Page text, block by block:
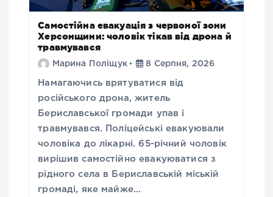
Самостійна евакуація з червоної зони
Херсонщини: чоловік тікав від дрона й
травмувався
Марина Поліщук 8 Серпня, 2026
Намагаючись врятуватися від
російського дрона, житель
Бериславської громади упав і
травмувався. Поліцейські евакуювали
чоловіка до лікарні. 65-річний чоловік
вирішив самостійно евакуюватися з
рідного села в Бериславській міській
громаді, яке майже…